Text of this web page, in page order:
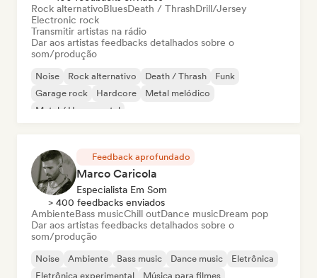
Rock alternativoBluesDeath / ThrashDrill/Jersey
Electronic rock
Transmitir artistas na rádio
Dar aos artistas feedbacks detalhados sobre o
som/produção
Noise Rock alternativo Death / Thrash
Funk
Garage rock
Hardcore
Metal melódico
Metal / Heavy metal
Feedback aprofundado
Marco Caricola
Especialista Em Som
> 400 feedbacks enviados
AmbienteBass musicChill outDance musicDream pop
Dar aos artistas feedbacks detalhados sobre o
som/produção
Noise Ambiente Bass music Dance music
Eletrônica
Eletrônica experimental
Música para filmes